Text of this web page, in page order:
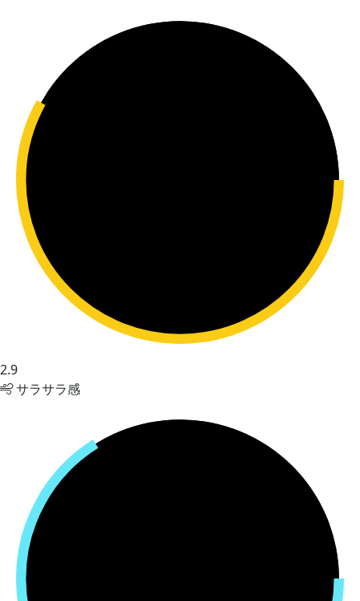
2.9
サラサラ感